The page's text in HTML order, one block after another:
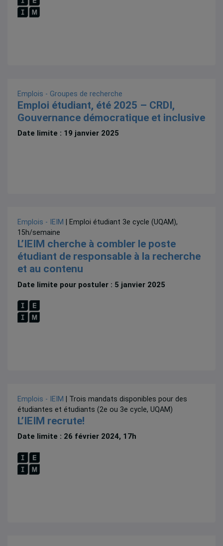
Emplois - Groupes de recherche
Emploi étudiant, été 2025 – CRDI,
Gouvernance démocratique et inclusive
Date limite : 19 janvier 2025
Emplois - IEIM
| Emploi étudiant 3e cycle (UQAM),
15h/semaine
L’IEIM cherche à combler le poste
étudiant de responsable à la recherche
et au contenu
Date limite pour postuler : 5 janvier 2025
Emplois - IEIM
| Trois mandats disponibles pour des
étudiantes et étudiants (2e ou 3e cycle, UQAM)
L’IEIM recrute!
Date limite : 26 février 2024, 17h